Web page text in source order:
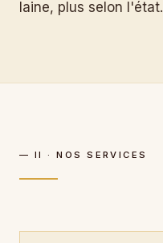
laine, plus selon l'état.
— II · NOS SERVICES